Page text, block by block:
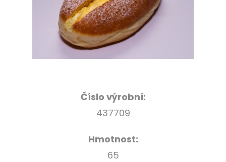
Číslo výrobní:
437709
Hmotnost:
65